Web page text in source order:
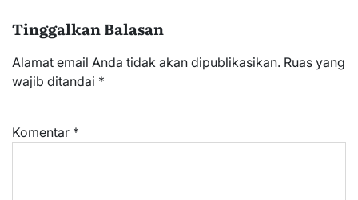
Tinggalkan Balasan
Alamat email Anda tidak akan dipublikasikan. Ruas yang
wajib ditandai *
Komentar *